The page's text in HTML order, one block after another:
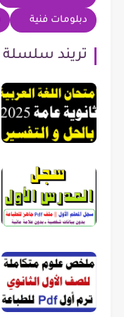
دبلومات فنية
تريند سلسلة